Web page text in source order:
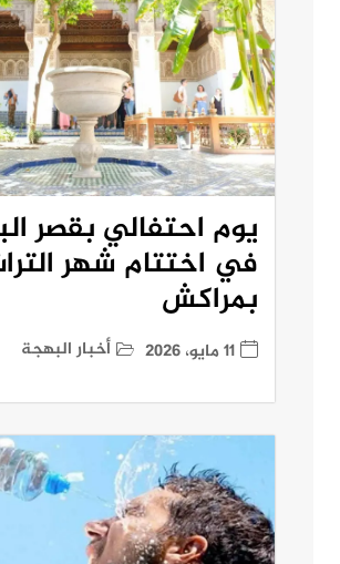
يوم احتفالي بقصر
في اختتام شهر
بمراكش
11 مايو، 2026 أخبار البهجة